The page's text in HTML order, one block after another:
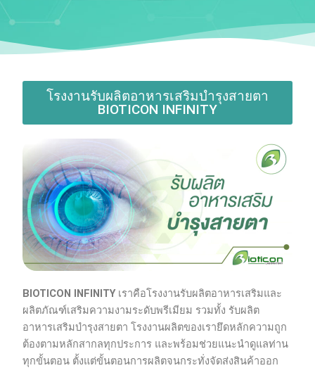
โรงงานรับผลิตอาหารเสริมบำรุงสายตา
BIOTICON INFINITY
BIOTICON INFINITYเราคือโรงงานรับผลิตอาหารเสริมและ
ผลิตภัณฑ์เสริมความงามระดับพรีเมียม รวมทั้ง รับผลิต
อาหารเสริมบำรุงสายตา โรงงานผลิตของเรายึดหลักความถูก
ต้องตามหลักสากลทุกประการ และพร้อมช่วยแนะนำดูแลท่าน
ทุกขั้นตอน ตั้งแต่ขั้นตอนการผลิตจนกระทั่งจัดส่งสินค้าออก